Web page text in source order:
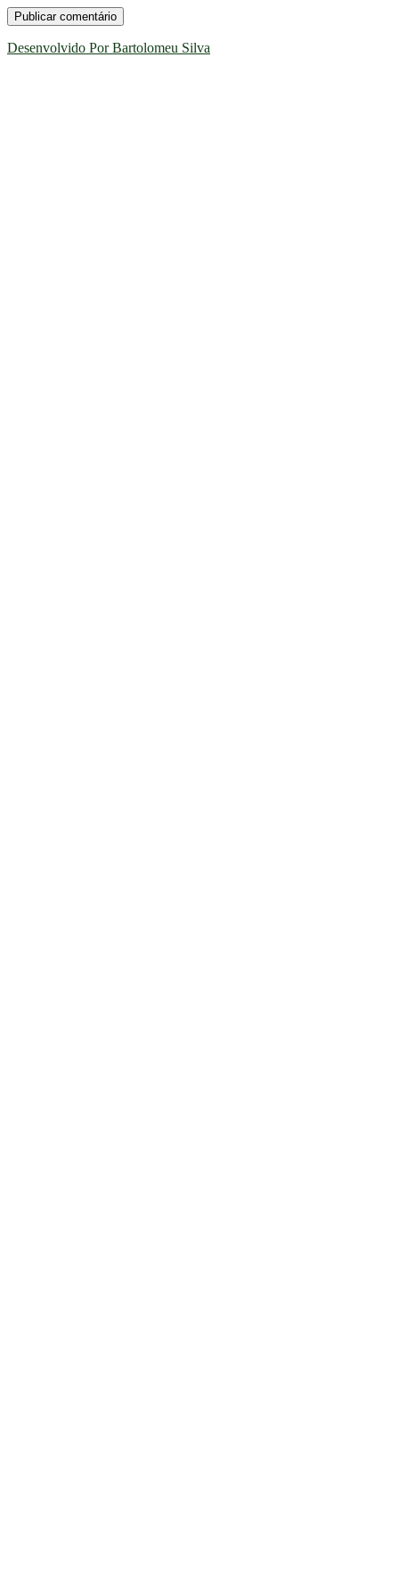
Desenvolvido Por Bartolomeu Silva